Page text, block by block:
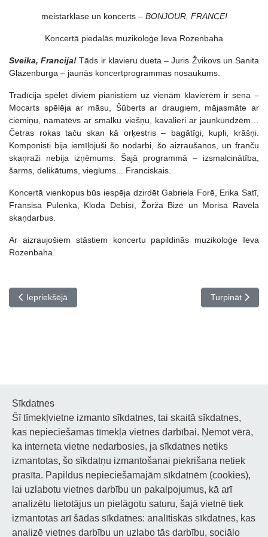
meistarklase un koncerts – BONJOUR, FRANCE!
Koncertā piedalās muzikoloģe Ieva Rozenbaha
Sveika, Francija! Tāds ir klavieru dueta – Juris Žvikovs un Sanita
Glazenburga – jaunās koncertprogrammas nosaukums.
Tradīcija spēlēt diviem pianistiem uz vienām klavierēm ir sena –
Mocarts spēlēja ar māsu, Šūberts ar draugiem, mājasmāte ar
ciemiņu, namatēvs ar smalku viešņu, kavalieri ar jaunkundzēm…
Četras rokas taču skan kā orķestris – bagātīgi, kupli, krāšņi.
Komponisti bija iemīļojuši šo nodarbi, šo aizraušanos, un franču
skaņraži nebija izņēmums. Šajā programmā – izsmalcinātība,
šarms, delikātums, vieglums... Franciskais.
Koncertā vienkopus būs iespēja dzirdēt Gabriela Forē, Erika Satī,
Frānsisa Pulenka, Kloda Debisī, Žorža Bizē un Morisa Ravēla
skaņdarbus.
Ar aizraujošiem stāstiem koncertu papildinās muzikoloģe Ieva
Rozenbaha.
Iepriekšējais raksts: Apsveicam festivāla-konkursa Under the
Iepriekšējā Nākamais
Turpināt
Noderīgi
Privātuma politika
Sīkdatņu privātuma politika
Piekļūstamība
Sīkdatnes
Šī tīmekļvietne izmanto sīkdatnes, tai skaitā sīkdatnes,
kas nepieciešamas tīmekļa vietnes darbībai. Ņemot vērā,
ka interneta vietne nedarbosies, ja sīkdatnes netiks
izmantotas, šo sīkdatņu izmantošanai piekrišana netiek
prasīta. Papildus nepieciešamajām sīkdatnēm (cookies),
lai uzlabotu vietnes darbību un pakalpojumus, kā arī
analizētu lietotājus un pielāgotu saturu, šajā vietnē tiek
izmantotas arī šādas sīkdatnes: analītiskās sīkdatnes, kas
analizē vietnes darbību un uzlabo tās darbību, sociālo